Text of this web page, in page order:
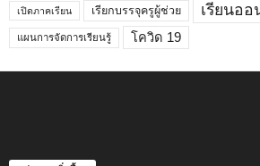
เปิดภาคเรียน เรียกบรรจุครูผู้ช่วย เรียนอ
แผนการจัดการเรียนรู้ โควิด 19